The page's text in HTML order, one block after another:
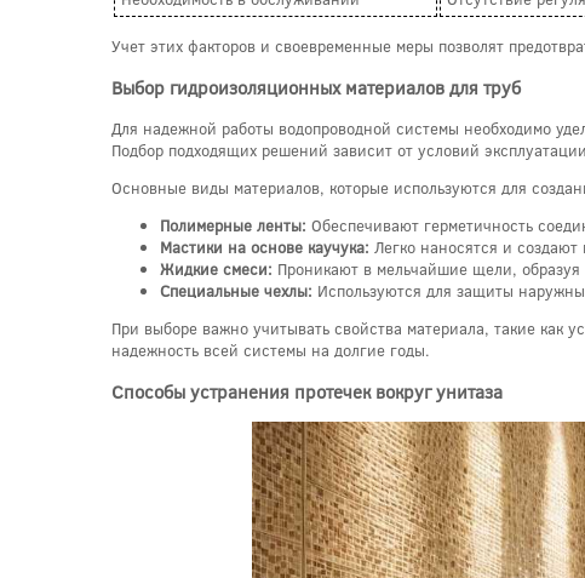
Учет этих факторов и своевременные меры позволят
Выбор гидроизоляционных материалов для труб
Для надежной работы водопроводной системы необходимо
Подбор подходящих решений зависит от условий
Основные виды материалов, которые используются для
Полимерные ленты: Обеспечивают герметичность
Мастики на основе каучука: Легко наносятся и
Жидкие смеси: Проникают в мельчайшие щели, образуя
Специальные чехлы: Используются для защиты
При выборе важно учитывать свойства материала, такие как
надежность всей системы на долгие годы.
Способы устранения протечек вокруг унитаза